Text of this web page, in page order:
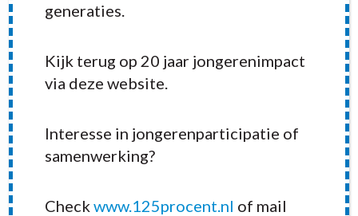
RECENT POSTS
generaties.
Kijk terug op 20 jaar jongerenimpact
via deze website.
Interesse in jongerenparticipatie of
samenwerking?
Checkwww.125procent.nl of mail